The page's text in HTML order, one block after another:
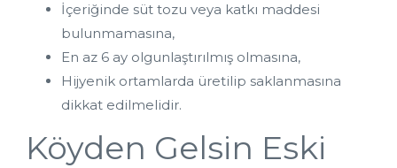
İçeriğinde süt tozu veya katkı maddesi
bulunmamasına,
En az 6 ay olgunlaştırılmış olmasına,
Hijyenik ortamlarda üretilip saklanmasına
dikkat edilmelidir.
Köyden Gelsin Eski